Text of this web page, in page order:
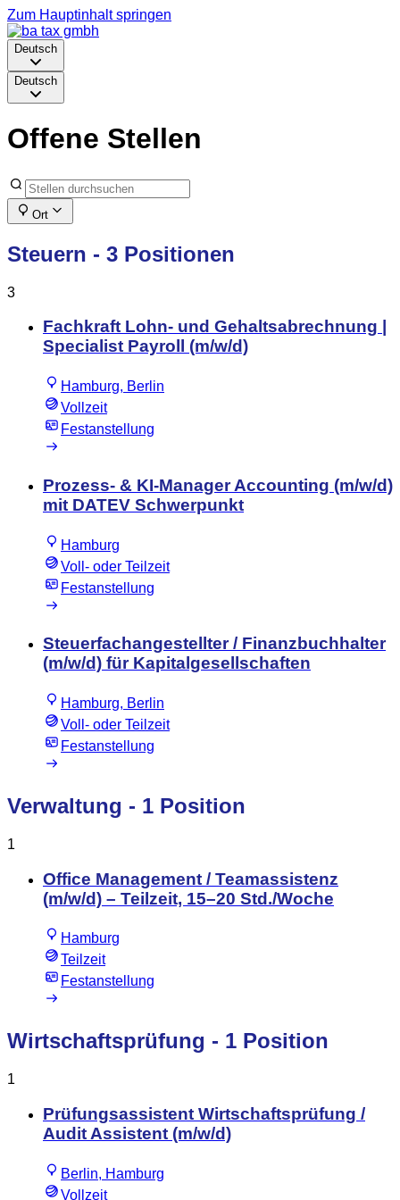
Zum Hauptinhalt springen
Deutsch
Deutsch
Offene Stellen
Ort
Steuern - 3 Positionen
3
Fachkraft Lohn- und Gehaltsabrechnung |
Specialist Payroll (m/w/d)
Hamburg, Berlin
Vollzeit
Festanstellung
Prozess- & KI-Manager Accounting (m/w/d)
mit DATEV Schwerpunkt
Hamburg
Voll- oder Teilzeit
Festanstellung
Steuerfachangestellter / Finanzbuchhalter
(m/w/d) für Kapitalgesellschaften
Hamburg, Berlin
Voll- oder Teilzeit
Festanstellung
Verwaltung - 1 Position
1
Office Management / Teamassistenz
(m/w/d) – Teilzeit, 15–20 Std./Woche
Hamburg
Teilzeit
Festanstellung
Wirtschaftsprüfung - 1 Position
1
Prüfungsassistent Wirtschaftsprüfung /
Audit Assistent (m/w/d)
Berlin, Hamburg
Vollzeit